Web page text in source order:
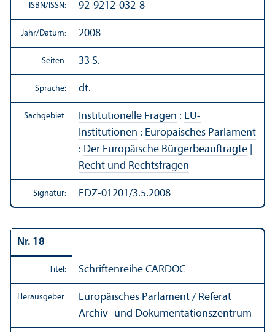
ISBN/ISSN: 92-9212-032-8
Jahr/Datum: 2008
Seiten: 33 S.
Sprache: dt.
Sachgebiet: Institutionelle Fragen : EU-
Institutionen : Europäisches Parlament
: Der Europäische Bürgerbeauftragte
Recht und Rechts­fragen
Signatur: EDZ-01201/3.5.2008
Nr. 18
Titel: Schriftenreihe CARDOC
Herausgeber:
Europäisches Parlament / Referat
Archiv- und Dokumentations­zentrum